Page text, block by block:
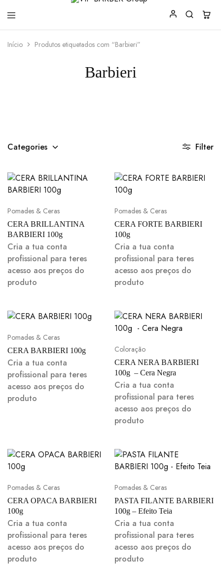
BARBER
para
Início Produtos etiquetados com “Barbieri”
Barbieri
Categories Filter
Pomades & Ceras
CERA BRILLANTINA
BARBIERI 100g
Cria a tua conta
profissional para teres
acesso aos preços do
produto
Pomades & Ceras
CERA FORTE BARBIERI
100g
Cria a tua conta
profissional para teres
acesso aos preços do
produto
Pomades & Ceras
CERA BARBIERI 100g
Cria a tua conta
profissional para teres
acesso aos preços do
produto
Coloração
CERA NERA BARBIERI
100g – Cera Negra
Cria a tua conta
profissional para teres
acesso aos preços do
produto
Pomades & Ceras
CERA OPACA BARBIERI
100g
Cria a tua conta
profissional para teres
acesso aos preços do
produto
Pomades & Ceras
PASTA FILANTE BARBIERI
100g – Efeito Teia
Cria a tua conta
profissional para teres
acesso aos preços do
produto